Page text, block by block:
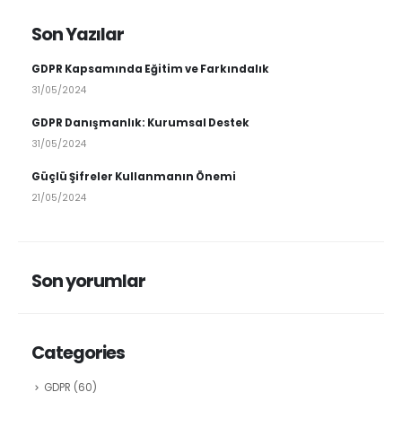
Son Yazılar
GDPR Kapsamında Eğitim ve Farkındalık
31/05/2024
GDPR Danışmanlık: Kurumsal Destek
31/05/2024
Güçlü Şifreler Kullanmanın Önemi
21/05/2024
Son yorumlar
Categories
GDPR (60)